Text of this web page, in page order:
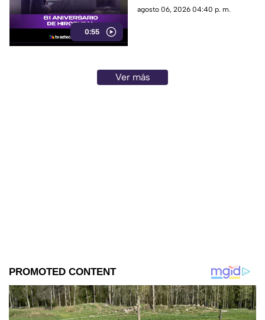
0:55
aniversario del devastador
agosto 06, 2026 04:40 p. m.
Ver más